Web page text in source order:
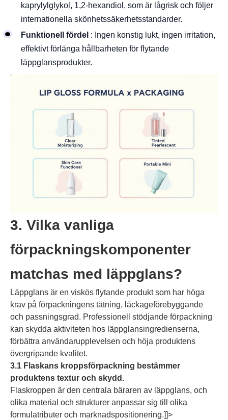
kaprylylglykol, 1,2-hexandiol, som är lågrisk och följer
internationella skönhetssäkerhetsstandarder.
Funktionell fördel : Ingen konstig lukt, ingen irritation,
effektivt förlänga hållbarheten för flytande
läppglansprodukter.
3. Vilka vanliga
förpackningskomponenter
matchas med läppglans?
Läppglans är en viskös flytande produkt som har höga
krav på förpackningens tätning, läckageförebyggande
och passningsgrad. Professionell stödjande förpackning
kan skydda aktiviteten hos läppglansingredienserna,
förbättra användarupplevelsen och höja produktens
övergripande kvalitet.
3.1 Flaskans kroppsförpackning bestämmer
produktens textur och skydd.
Flaskroppen är den centrala bäraren av läppglans, och
olika material och strukturer anpassar sig till olika
formulatributer och marknadspositionering.]]>